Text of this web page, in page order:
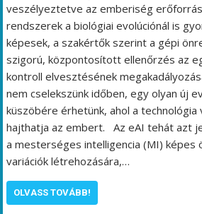
veszélyeztetve az emberiség
rendszerek a biológiai evolúciónál is
képesek, a szakértők szerint a gépi
szigorú, központosított ellenőrzés az
kontroll elvesztésének
nem cselekszünk időben, egy olyan új
küszöbére érhetünk, ahol a technológia
hajthatja az embert. Az eAI tehát azt
a mesterséges intelligencia (MI) képes
variációk létrehozására,…
OLVASS TOVÁBB!